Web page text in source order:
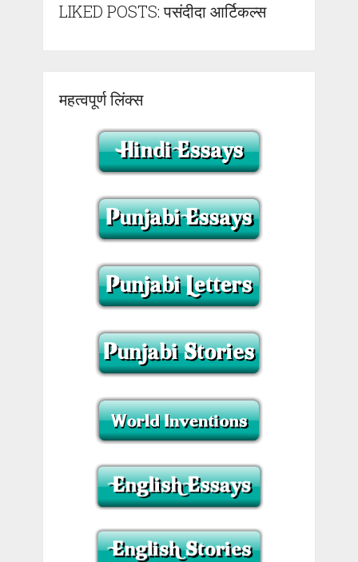
LIKED POSTS: पसंदीदा आर्टिकल्स
महत्वपूर्ण लिंक्स